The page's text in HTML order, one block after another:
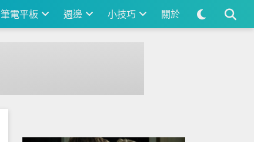
筆電平板 週邊 小技巧 關於